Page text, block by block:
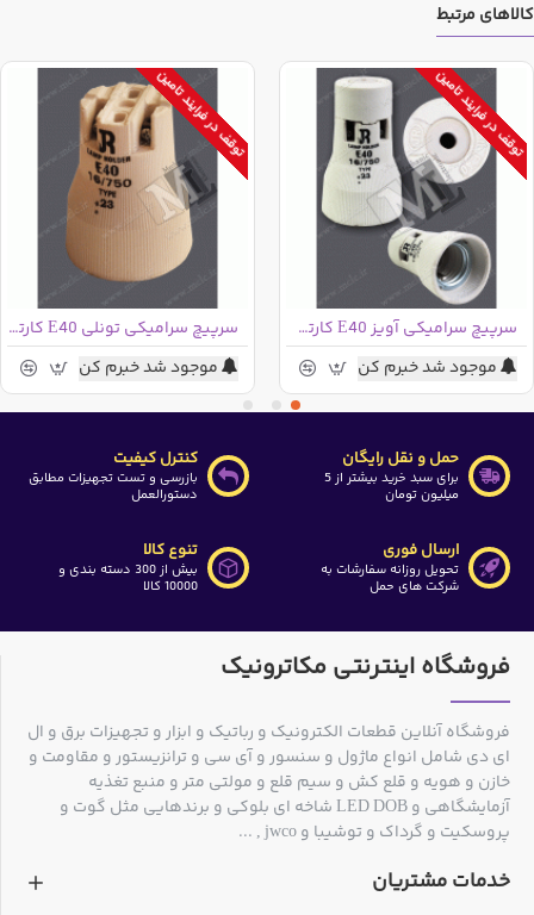
کالاهای مرتبط
توقف در فرایند تامین
سرپیچ سرامیکی آویز E40 کارتن 48 عددی
موجود شد خبرم کن
توقف در فرایند تامین
سرپیچ سرامیکی تونلی E40 کارتن 48 عددی
موجود شد خبرم کن
حمل و نقل رایگان
برای سبد خرید بیشتر از 5
میلیون تومان
کنترل کیفیت
بازرسی و تست تجهیزات مطابق
دستورالعمل
ارسال فوری
تحویل روزانه سفارشات به
شرکت های حمل
تنوع کالا
بیش از 300 دسته بندی و
10000 کالا
فروشگاه اینترنتی مکاترونیک
فروشگاه آنلاین قطعات الکترونیک و رباتیک و ابزار و تجهیزات برق و ال
ای دی شامل انواع ماژول و سنسور و آی سی و ترانزیستور و مقاومت و
خازن و هویه و قلع کش و سیم قلع و مولتی متر و منبع تغذیه
آزمایشگاهی و LED DOB شاخه ای بلوکی و برندهایی مثل گوت و
پروسکیت و گرداک و توشیبا و jwco , ...
خدمات مشتریان